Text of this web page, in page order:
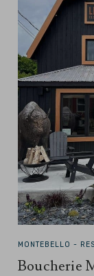
MONTEBELLO -
Boucherie